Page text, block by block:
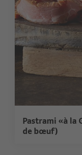
Pastrami «à la
de bœuf)